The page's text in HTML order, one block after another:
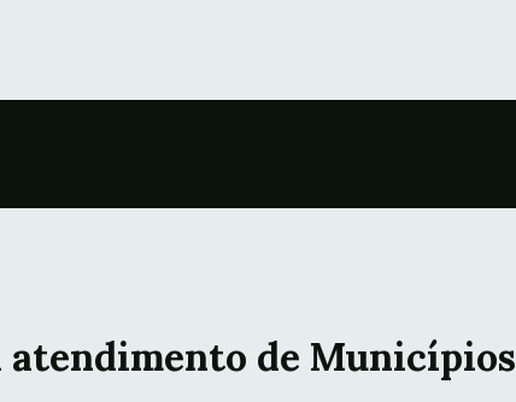
atendimento de Municípios